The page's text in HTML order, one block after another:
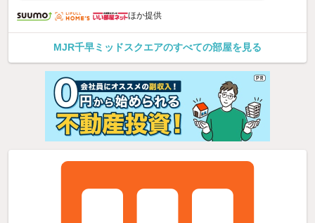
ほか提供
MJR千早ミッドスクエアのすべての部屋を見る